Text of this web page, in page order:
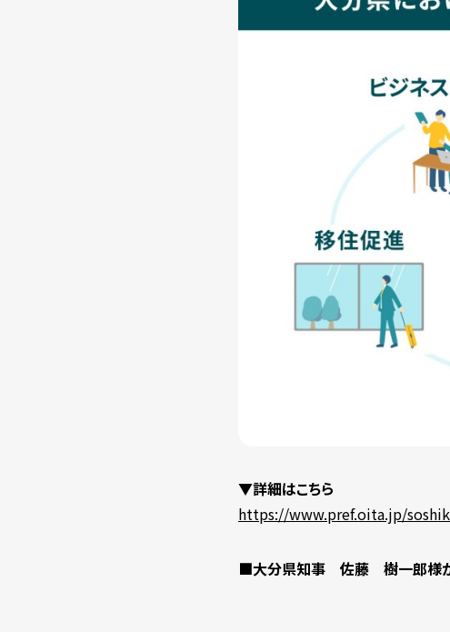
▼詳細はこちら
https://www.pref.oita.jp/
■大分県知事 佐藤 樹一郎様か